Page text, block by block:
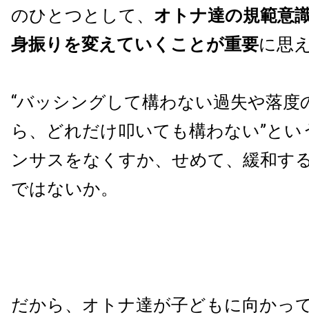
のひとつとして、 オトナ達の規範意
身振りを変えていくことが重要に思
“バッシングして構わない過失や落度
ら、どれだけ叩いても構わない”と
ンサスをなくすか、せめて、緩和す
ではないか。
だから、オトナ達が子どもに向かっ